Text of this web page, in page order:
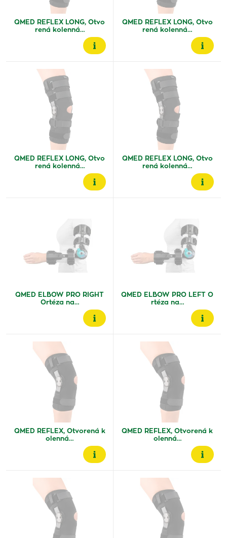
QMED REFLEX LONG, Otvo
rená kolenná…
QMED REFLEX LONG, Otvo
rená kolenná…
QMED REFLEX LONG, Otvo
rená kolenná…
QMED REFLEX LONG, Otvo
rená kolenná…
QMED ELBOW PRO RIGHT
Ortéza na…
QMED ELBOW PRO LEFT O
rtéza na…
QMED REFLEX, Otvorená k
olenná…
QMED REFLEX, Otvorená k
olenná…